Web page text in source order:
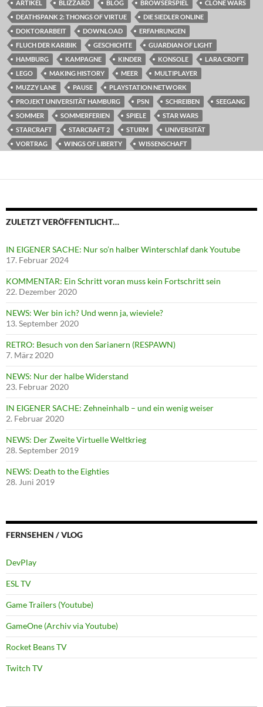
ARTIKEL BLIZZARD BLOG BROWSERSPIEL
CLONE WARS
DEATHSPANK 2: THONGS OF VIRTUE
DIE SIEDLER ONLINE
DOKTORARBEIT
DOWNLOAD
ERFAHRUNGEN
FLUCH DER KARIBIK
GESCHICHTE
GUARDIAN OF LIGHT
HAMBURG
KAMPAGNE KINDER KONSOLE
LARA CROFT
LEGO
MAKING HISTORY MEER
MULTIPLAYER
MUZZY LANE
PAUSE
PLAYSTATION NETWORK
PROJEKT UNIVERSITÄT HAMBURG
PSN SCHREIBEN
SEEGANG
SOMMER
SOMMERFERIEN SPIELE
STAR WARS
STARCRAFT
STARCRAFT 2 STURM
UNIVERSITÄT
VORTRAG
WINGS OF LIBERTY WISSENSCHAFT
ZULETZT VERÖFFENTLICHT…
IN EIGENER SACHE: Nur so’n halber Winterschlaf dank Youtube
17. Februar 2024
KOMMENTAR: Ein Schritt voran muss kein Fortschritt sein
22. Dezember 2020
NEWS: Wer bin ich? Und wenn ja, wieviele?
13. September 2020
RETRO: Besuch von den Sarianern (RESPAWN)
7. März 2020
NEWS: Nur der halbe Widerstand
23. Februar 2020
IN EIGENER SACHE: Zehneinhalb – und ein wenig weiser
2. Februar 2020
NEWS: Der Zweite Virtuelle Weltkrieg
28. September 2019
NEWS: Death to the Eighties
28. Juni 2019
FERNSEHEN / VLOG
DevPlay
ESL TV
Game Trailers (Youtube)
GameOne (Archiv via Youtube)
Rocket Beans TV
Twitch TV